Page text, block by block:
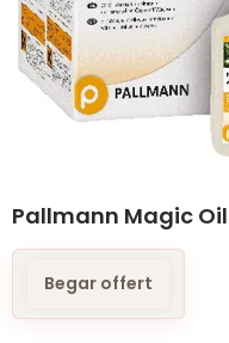
Pallmann Magic Oil
Begar offert